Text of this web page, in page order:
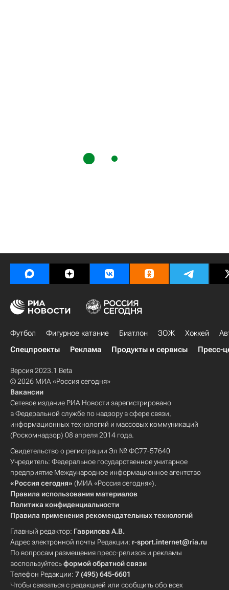
Футбол Фигурное катание Биатлон ЗОЖ Хоккей
Спецпроекты
Реклама Продукты и сервисы Пресс-
Версия 2023.1 Beta
© 2026 МИА «Россия сегодня»
Вакансии
Сетевое издание РИА Новости зарегистрировано
в Федеральной службе по надзору в сфере связи,
информационных технологий и массовых коммуникаций
(Роскомнадзор) 08 апреля 2014 года.
Свидетельство о регистрации Эл № ФС77-57640
Учредитель: Федеральное государственное унитарное
предприятие Международное информационное агентство
«Россия сегодня» (МИА «Россия сегодня»).
Правила использования материалов
Политика конфиденциальности
Правила применения рекомендательных технологий
Главный редактор: Гаврилова А.В.
Адрес электронной почты Редакции: r-sport.internet@ria.ru
По вопросам размещения пресс-релизов и рекламы
воспользуйтесьформой обратной связи
Телефон Редакции: 7 (495) 645-6601
Чтобы связаться с редакцией или сообщить обо всех